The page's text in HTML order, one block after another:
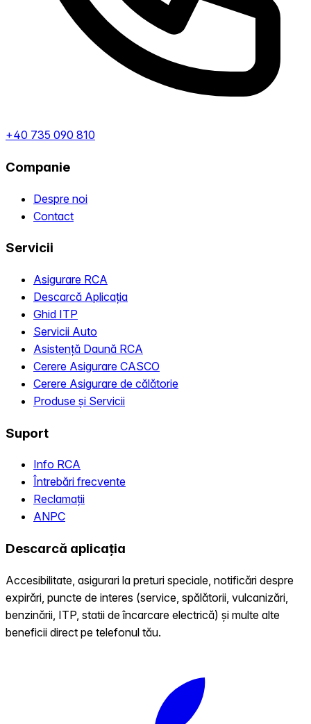
+40 735 090 810
Companie
Despre noi
Contact
Servicii
Asigurare RCA
Descarcă Aplicația
Ghid ITP
Servicii Auto
Asistență Daună RCA
Cerere Asigurare CASCO
Cerere Asigurare de călătorie
Produse și Servicii
Suport
Info RCA
Întrebări frecvente
Reclamații
ANPC
Descarcă aplicația
Accesibilitate, asigurari la preturi speciale, notificări despre
expirări, puncte de interes (service, spălătorii, vulcanizări,
benzinării, ITP, statii de încarcare electrică) și multe alte
beneficii direct pe telefonul tău.